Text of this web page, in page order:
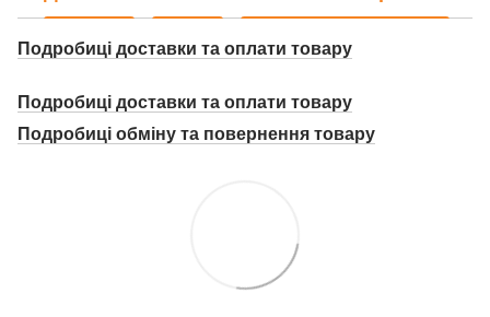
Подробиці доставки та оплати товару
Подробиці доставки та оплати товару
Подробиці обміну та повернення товару